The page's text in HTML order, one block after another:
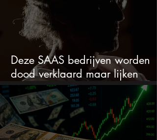
Deze SAAS bedrijven worden
dood verklaard maar lijken
springlevend